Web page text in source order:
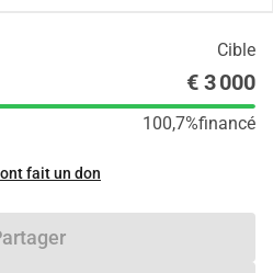
Cible
€ 3 000
100,7%financé
fait un don